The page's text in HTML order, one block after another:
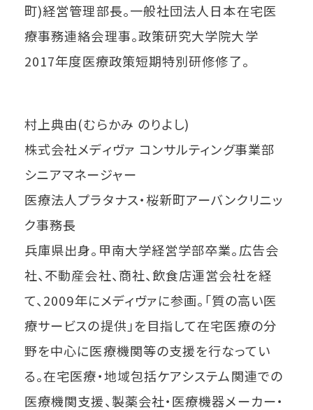
町)経営管理部長。一般社団法人日本在宅医
療事務連絡会理事。政策研究大学院大学
2017年度医療政策短期特別研修修了。
村上典由(むらかみ のりよし)
株式会社メディヴァ コンサルティング事業部
シニアマネージャー
医療法人プラタナス・桜新町アーバンクリニッ
ク事務長
兵庫県出身。甲南大学経営学部卒業。広告会
社、不動産会社、商社、飲食店運営会社を経
て、2009年にメディヴァに参画。「質の高い医
療サービスの提供」を目指して在宅医療の分
野を中心に医療機関等の支援を行なってい
る。在宅医療・地域包括ケアシステム関連での
医療機関支援、製薬会社・医療機器メーカー・